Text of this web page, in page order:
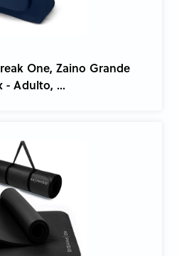
One, Zaino Grande
- Adulto, ...